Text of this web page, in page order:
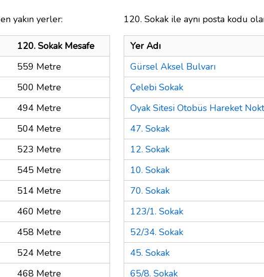
yakın yerler:
120. Sokak Mesafe
559 Metre
500 Metre
494 Metre
504 Metre
523 Metre
545 Metre
514 Metre
460 Metre
458 Metre
524 Metre
468 Metre
120. Sokak ile aynı posta kodu
Yer Adı
Gürsel Aksel Bulvarı
Çelebi Sokak
Oyak Sitesi Otobüs Hareket
47. Sokak
12. Sokak
10. Sokak
70. Sokak
123/1. Sokak
52/34. Sokak
45. Sokak
65/8. Sokak